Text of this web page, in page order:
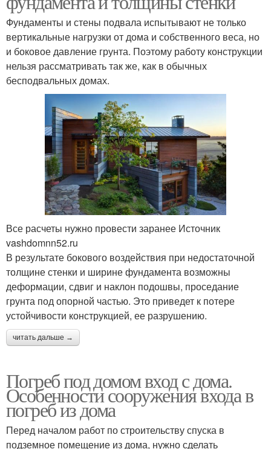
Фундаменты и стены подвала испытывают не только
вертикальные нагрузки от дома и собственного веса, но
и боковое давление грунта. Поэтому работу конструкции
нельзя рассматривать так же, как в обычных
бесподвальных домах.
Все расчеты нужно провести заранее Источник
vashdomnn52.ru
В результате бокового воздействия при недостаточной
толщине стенки и ширине фундамента возможны
деформации, сдвиг и наклон подошвы, проседание
грунта под опорной частью. Это приведет к потере
устойчивости конструкцией, ее разрушению.
читать дальше →
Погреб под домом вход с дома.
Особенности сооружения входа в
погреб из дома
Перед началом работ по строительству спуска в
подземное помещение из дома, нужно сделать